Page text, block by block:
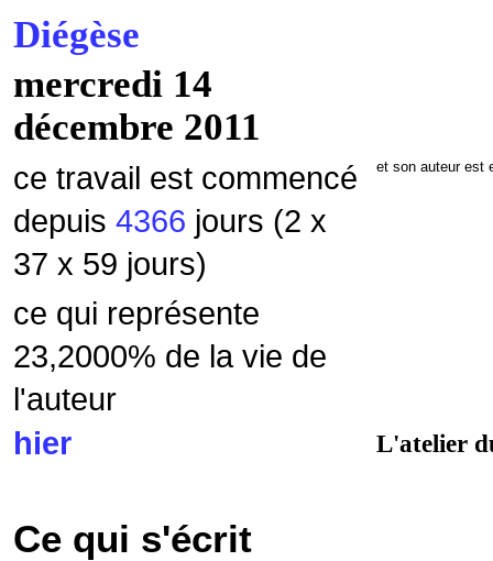
Diégèse
mercredi 14
décembre 2011
ce travail est commencé
depuis 4366 jours (2 x
37 x 59 jours)
et son auteur est
ce qui représente
23,2000% de la vie de
l'auteur
hier
L'atelier
Ce qui s'écrit